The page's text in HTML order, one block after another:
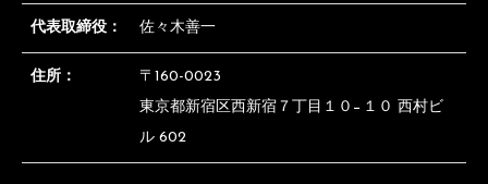
代表取締役： 佐々木善一
住所：
〒160-0023
東京都新宿区西新宿７丁目１０−１０ 西村ビ
ル 602